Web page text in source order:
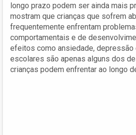
longo prazo podem ser ainda mais
mostram que crianças que sofrem
frequentemente enfrentam
comportamentais e de
efeitos como ansiedade, depressão
escolares são apenas alguns dos
crianças podem enfrentar ao longo